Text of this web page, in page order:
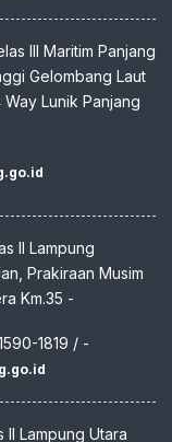
III Maritim Panjang
Gelombang Laut
Lunik Panjang
II Lampung
Prakiraan Musim
Km.35 -
1819 / -
II Lampung Utara